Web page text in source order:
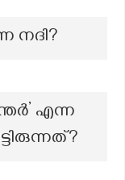
നദി?
എന്ന